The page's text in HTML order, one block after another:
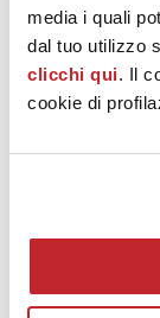
media i quali
dal tuo utilizzo
clicchi qui. Il
cookie di
Dalle più
esterne verticali,
ventilate, la
efficace alla
così come del